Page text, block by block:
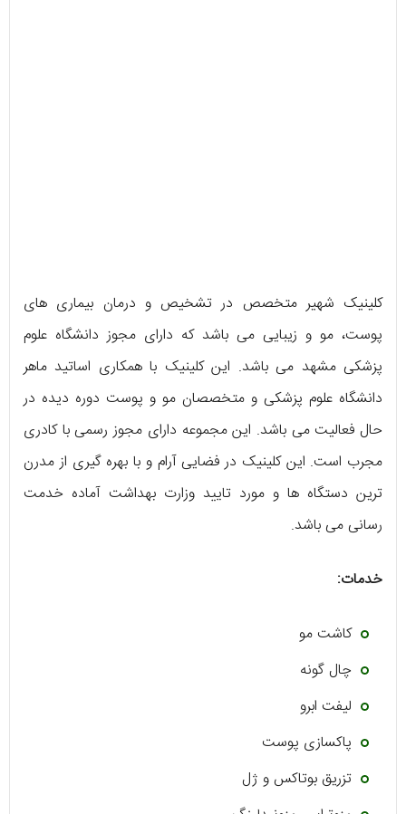
کلینیک شهیر متخصص در تشخیص و درمان بیماری های
پوست، مو و زیبایی می باشد که دارای مجوز دانشگاه علوم
پزشکی مشهد می باشد. این کلینیک با همکاری اساتید ماهر
دانشگاه علوم پزشکی و متخصصان مو و پوست دوره دیده در
حال فعالیت می باشد. این مجموعه دارای مجوز رسمی با کادری
مجرب است. این کلینیک در فضایی آرام و با بهره گیری از مدرن
ترین دستگاه ها و مورد تایید وزارت بهداشت آماده خدمت
رسانی می باشد.
خدمات:
کاشت مو
چال گونه
لیفت ابرو
پاکسازی پوست
تزریق بوتاکس و ژل